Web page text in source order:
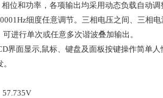
位和功率，各项输出均采用动态负载自动调
细度任意调节。三相电压之间、三相
进行单次或任意多次谐波叠加输出。
界面显示,鼠标、键盘及面板按键操作简单